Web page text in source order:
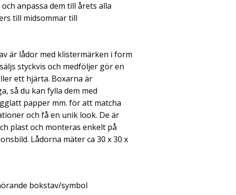
anpassa dem till årets alla
till midsommar till
är lådor med klistermärken i form
styckvis och medföljer gör en
ett hjärta. Boxarna är
så du kan fylla dem med
papper mm. för att matcha
och få en unik look. De är
plast och monteras enkelt på
Lådorna mäter ca 30 x 30 x
bokstav/symbol